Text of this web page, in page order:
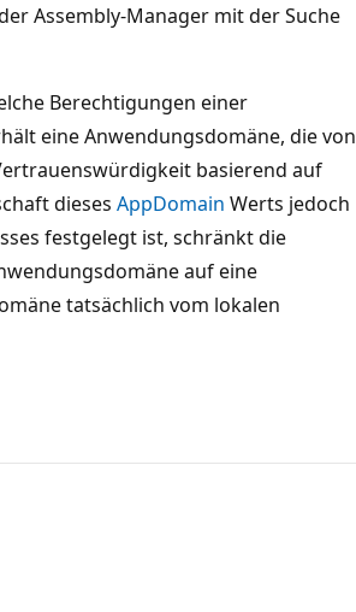
Assembly-Manager mit der Suche
Berechtigungen einer
eine Anwendungsdomäne, die von
basierend auf
dieses AppDomain Werts jedoch
festgelegt ist, schränkt die
auf eine
tatsächlich vom lokalen